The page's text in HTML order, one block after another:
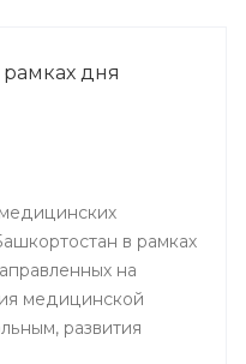
дня
в рамках
на
медицинской
развития